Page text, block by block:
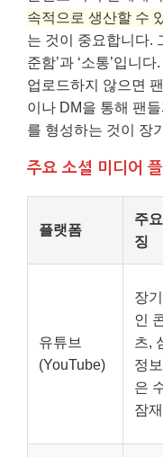
속적으로 생산할 수
는 것이 중요합니다.
준함’과 ‘소통’입니
업로드하지 않으면
이나 DM을 통해 팬
를 형성하는 것이 장
주요 소셜 미디어
플랫폼
주
징
유튜브
(YouTube)
장
인
츠,
정
은
잠